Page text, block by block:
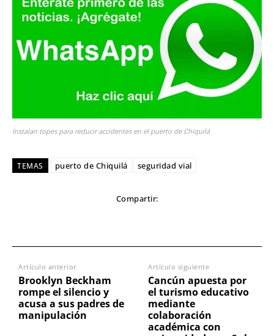
Instalan topes para reducir accidentes en el puerto de Chiquilá
TEMAS puerto de Chiquilá seguridad vial
Compartir:
Artículo anterior
Brooklyn Beckham
rompe el silencio y
acusa a sus padres de
manipulación
Artículo siguiente
Cancún apuesta por
el turismo educativo
mediante
colaboración
académica con